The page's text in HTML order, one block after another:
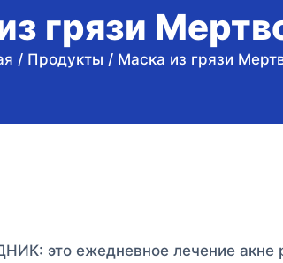
грязи
/ Продукты / Маска из грязи
ежедневное лечение акне